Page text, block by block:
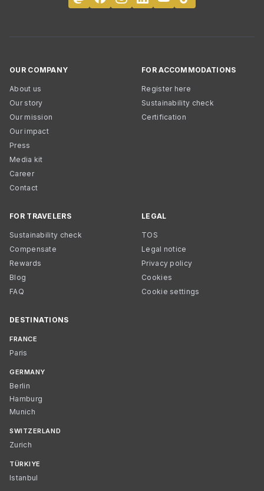
OUR COMPANY
About us
Our story
Our mission
Our impact
Press
Media kit
Career
Contact
FOR ACCOMMODATIONS
Register here
Sustainability check
Certification
FOR TRAVELERS
Sustainability check
Compensate
Rewards
Blog
FAQ
LEGAL
TOS
Legal notice
Privacy policy
Cookies
Cookie settings
DESTINATIONS
FRANCE
Paris
GERMANY
Berlin
Hamburg
Munich
SWITZERLAND
Zurich
TÜRKIYE
Istanbul